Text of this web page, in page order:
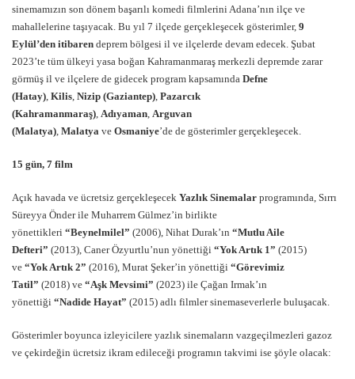
sinemamızın son dönem başarılı komedi filmlerini Adana’nın ilçe ve
mahallelerine taşıyacak. Bu yıl 7 ilçede gerçekleşecek gösterimler, 9
Eylül’den itibaren deprem bölgesi il ve ilçelerde devam edecek. Şubat
2023’te tüm ülkeyi yasa boğan Kahramanmaraş merkezli depremde zarar
görmüş il ve ilçelere de gidecek program kapsamında Defne
(Hatay), Kilis, Nizip (Gaziantep), Pazarcık
(Kahramanmaraş), Adıyaman, Arguvan
(Malatya), Malatya ve Osmaniye’de de gösterimler gerçekleşecek.
15 gün, 7 film
Açık havada ve ücretsiz gerçekleşecek Yazlık Sinemalar programında, Sırrı
Süreyya Önder ile Muharrem Gülmez’in birlikte
yönettikleri “Beynelmilel” (2006), Nihat Durak’ın “Mutlu Aile
Defteri” (2013), Caner Özyurtlu’nun yönettiği “Yok Artık 1” (2015)
ve “Yok Artık 2” (2016), Murat Şeker’in yönettiği “Görevimiz
Tatil” (2018) ve “Aşk Mevsimi” (2023) ile Çağan Irmak’ın
yönettiği “Nadide Hayat” (2015) adlı filmler sinemaseverlerle buluşacak.
Gösterimler boyunca izleyicilere yazlık sinemaların vazgeçilmezleri gazoz
ve çekirdeğin ücretsiz ikram edileceği programın takvimi ise şöyle olacak: